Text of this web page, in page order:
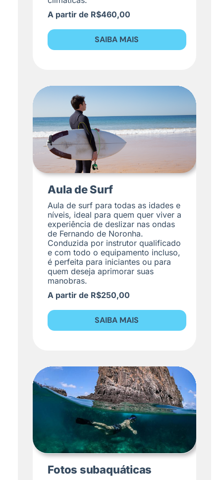
A partir de R$460,00
SAIBA MAIS
Aula de Surf
Aula de surf para todas as idades e
níveis, ideal para quem quer viver a
experiência de deslizar nas ondas
de Fernando de Noronha.
Conduzida por instrutor qualificado
e com todo o equipamento incluso,
é perfeita para iniciantes ou para
quem deseja aprimorar suas
manobras.
A partir de R$250,00
SAIBA MAIS
Fotos subaquáticas